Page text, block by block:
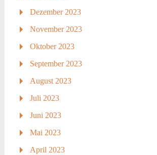
Dezember 2023
November 2023
Oktober 2023
September 2023
August 2023
Juli 2023
Juni 2023
Mai 2023
April 2023